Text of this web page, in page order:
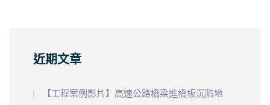
近期文章
【工程案例影片】高速公路橋梁進橋板沉陷地